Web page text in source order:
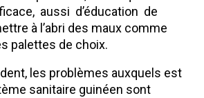
aussi d’éducation de
à l’abri des maux comme
palettes de choix.
les problèmes auxquels est
sanitaire guinéen sont